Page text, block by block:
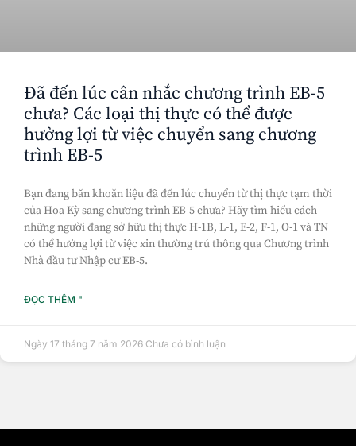
Đã đến lúc cân nhắc chương trình EB-5
chưa? Các loại thị thực có thể được
hưởng lợi từ việc chuyển sang chương
trình EB-5
Bạn đang băn khoăn liệu đã đến lúc chuyển từ thị thực tạm thời
của Hoa Kỳ sang chương trình EB-5 chưa? Hãy tìm hiểu cách
những người đang sở hữu thị thực H-1B, L-1, E-2, F-1, O-1 và TN
có thể hưởng lợi từ việc xin thường trú thông qua Chương trình
Nhà đầu tư Nhập cư EB-5.
ĐỌC THÊM "
Ngày 17 tháng 7 năm 2026 Chưa có bình luận